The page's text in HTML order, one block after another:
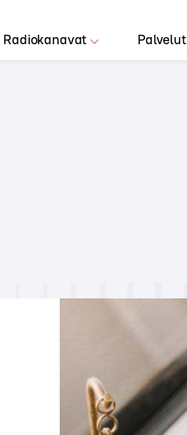
Radiokanavat Palvelut